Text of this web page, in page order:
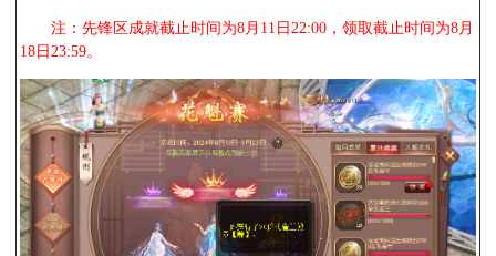
注：先锋区成就截止时间为8月11日22:00，领取截止时间为8月
18日23:59。